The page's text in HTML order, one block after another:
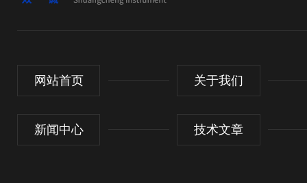
网站首页 关于我们
新闻中心 技术文章